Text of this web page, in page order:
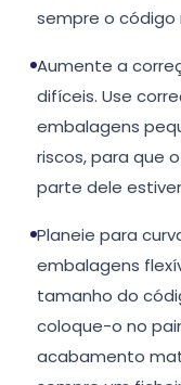
sempre o código
Aumente a
difíceis. Use
embalagens
riscos, para que
parte dele
Planeie para
embalagens
tamanho do
coloque-o no
acabamento